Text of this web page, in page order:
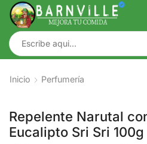
Inicio Perfumería
Repelente Narutal
Eucalipto Sri Sri 100g